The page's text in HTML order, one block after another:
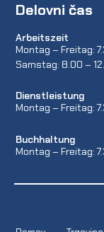
Delovni čas
Arbeitszeit
Montag – Freitag:
Samstag: 8.00 –
Dienstleistung
Montag – Freitag:
Buchhaltung
Montag – Freitag: